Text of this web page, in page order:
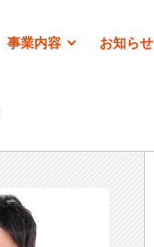
事業内容 お知らせ